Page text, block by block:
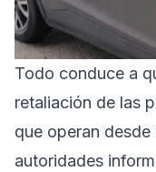
Todo conduce a
retaliación de las
que operan
autoridades